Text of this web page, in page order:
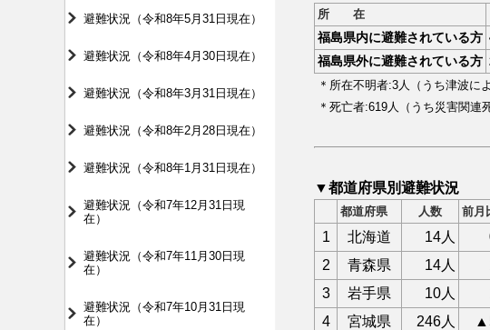
避難状況（令和8年5月31日現在）
避難状況（令和8年4月30日現在）
避難状況（令和8年3月31日現在）
避難状況（令和8年2月28日現在）
避難状況（令和8年1月31日現在）
避難状況（令和7年12月31日現
在）
避難状況（令和7年11月30日現
在）
避難状況（令和7年10月31日現
在）
所 在
福島県内に避難されている方
福島県外に避難されている方
＊所在不明者:3人（うち津波に
＊死亡者:619人（うち災害関連
▼都道府県別避難状況
都道府県 人数 前月
1 北海道 14人
2 青森県 14人
3 岩手県 10人
4 宮城県 246人